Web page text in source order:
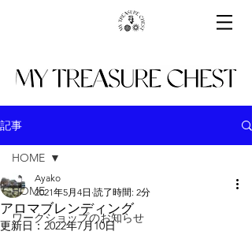
記事
HOME
ワークショップのお知らせ
HOME
アロマブレンディング
Ayako
2021年5月4日 読了時間: 2分
更新日： 2022年7月10日